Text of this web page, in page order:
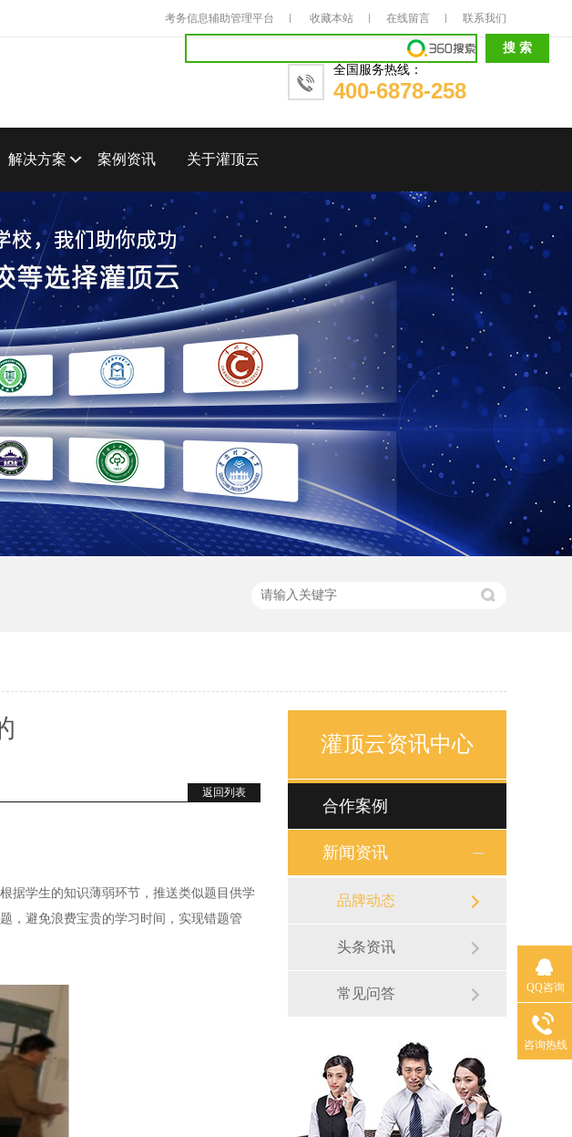
考务信息辅助管理平台 收藏本站 在线留言 联系我们
全国服务热线：
400-6878-258
解决方案 案例资讯 关于灌顶云
返回列表
学生的知识薄弱环节，推送类似题目供学
，避免浪费宝贵的学习时间，实现错题管
灌顶云资讯中心
合作案例
新闻资讯
品牌动态
头条资讯
常见问答 QQ咨询
咨询热线